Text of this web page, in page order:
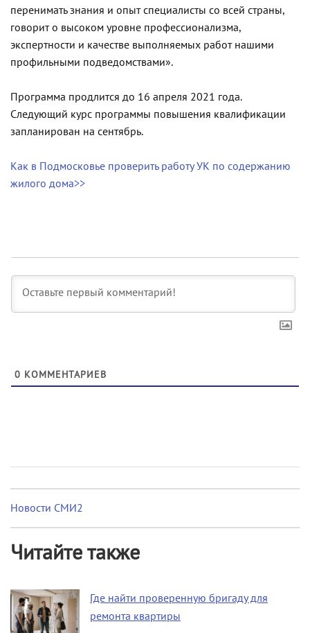
перенимать знания и опыт специалисты со всей страны,
говорит о высоком уровне профессионализма,
экспертности и качестве выполняемых работ нашими
профильными подведомствами».
Программа продлится до 16 апреля 2021 года.
Следующий курс программы повышения квалификации
запланирован на сентябрь.
Как в Подмосковье проверить работу УК по содержанию
жилого дома>>
0 КОММЕНТАРИЕВ
Новости СМИ2
Читайте также
Где найти проверенную бригаду для
ремонта квартиры